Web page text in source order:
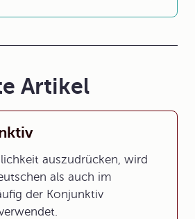
Artikel
auszudrücken, wird
als auch im
der Konjunktiv